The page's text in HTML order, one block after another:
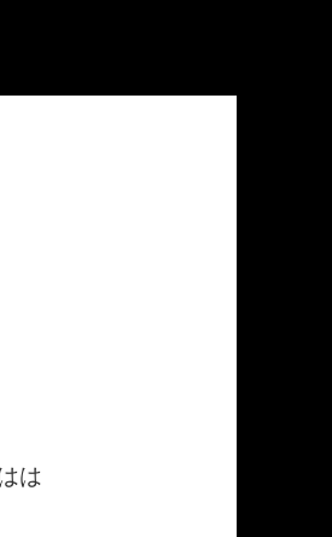
は